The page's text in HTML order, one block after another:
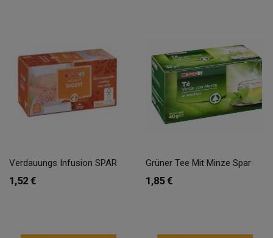
Verdauungs Infusion SPAR
1,52 €
Grüner Tee Mit Minze Spar
1,85 €